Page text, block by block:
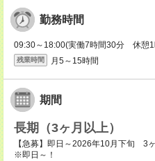
勤務時間
09:30～18:00(実働7時間30分 休憩
残業時間 月5～15時間
期間
長期（3ヶ月以上）
【急募】即日～2026年10月下旬 3
※即日～！